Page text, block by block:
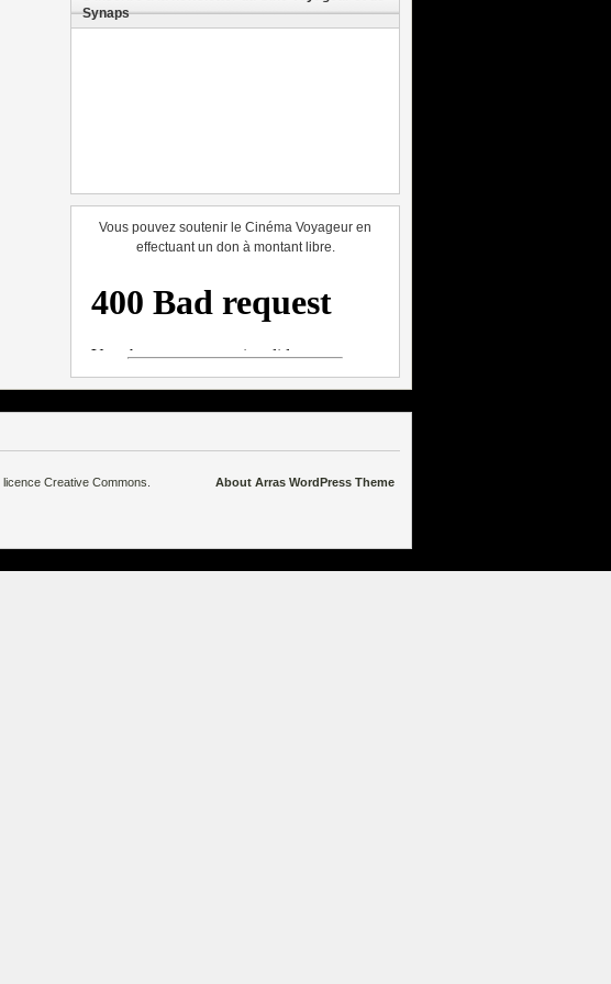
Synaps
Vous pouvez soutenir le Cinéma Voyageur en
effectuant un don à montant libre.
About Arras WordPress Theme
licence Creative Commons